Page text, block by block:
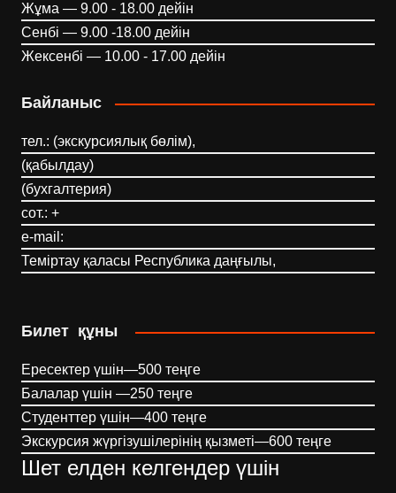
Жұма — 9.00 - 18.00 дейін
Сенбі — 9.00 -18.00 дейін
Жексенбі — 10.00 - 17.00 дейін
Байланыс
тел.: (экскурсиялық бөлім),
(қабылдау)
(бухгалтерия)
сот.: +
e-mail:
Теміртау қаласы Республика даңғылы,
Билет құны
Ересектер үшін—500 теңге
Балалар үшін —250 теңге
Студенттер үшін—400 теңге
Экскурсия жүргізушілерінің қызметі—600 теңге
Шет елден келгендер үшін